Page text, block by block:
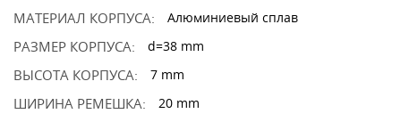
МАТЕРИАЛ КОРПУСА: Алюминиевый сплав
РАЗМЕР КОРПУСА: d=38 mm
ВЫСОТА КОРПУСА: 7 mm
ШИРИНА РЕМЕШКА: 20 mm